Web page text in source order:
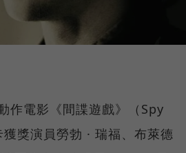
作電影《間諜遊戲》（Spy
獎演員勞勃 · 瑞福、布萊德